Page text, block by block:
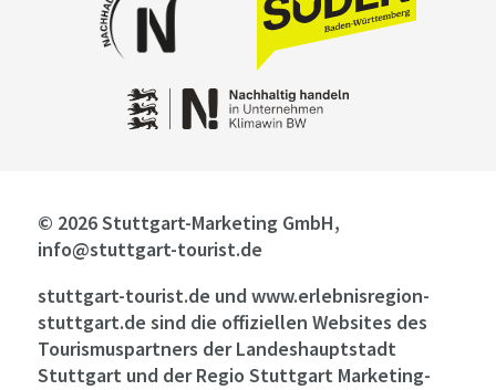
© 2026 Stuttgart-Marketing GmbH,
info@stuttgart-tourist.de
stuttgart-tourist.de und www.erlebnisregion-
stuttgart.de sind die offiziellen Websites des
Tourismuspartners der Landeshauptstadt
Stuttgart und der Regio Stuttgart Marketing-